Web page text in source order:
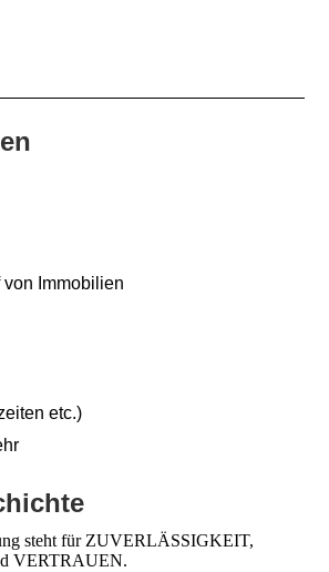
von Immobilien
etc.)
steht für ZUVERLÄSSIGKEIT,
VERTRAUEN.